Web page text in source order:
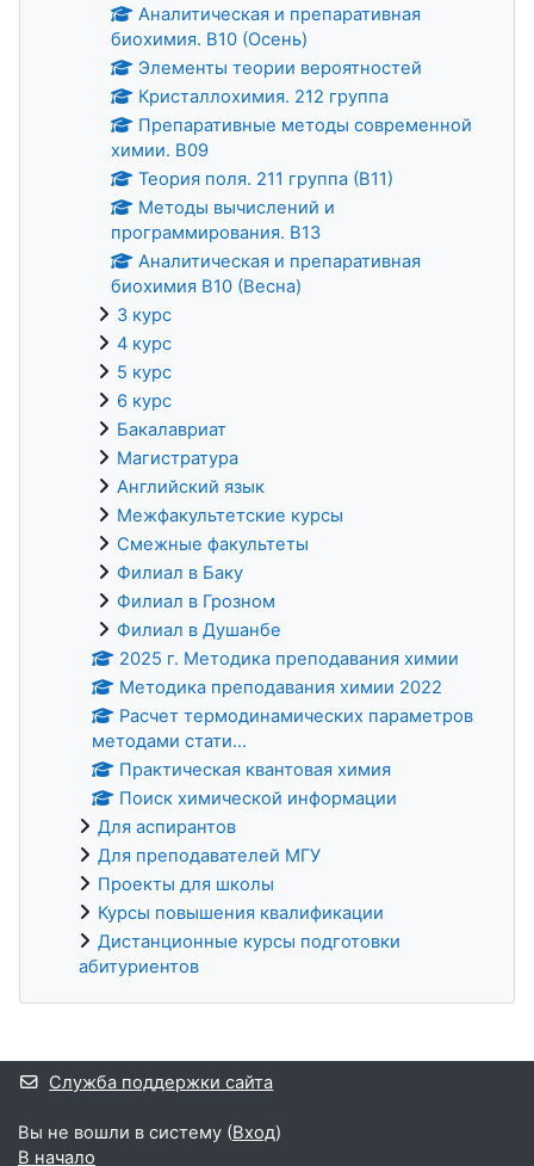
Аналитическая и препаративная
биохимия. В10 (Осень)
Элементы теории вероятностей
Кристаллохимия. 212 группа
Препаративные методы современной
химии. В09
Теория поля. 211 группа (В11)
Методы вычислений и
программирования. В13
Аналитическая и препаративная
биохимия В10 (Весна)
3 курс
4 курс
5 курс
6 курс
Бакалавриат
Магистратура
Английский язык
Межфакультетские курсы
Смежные факультеты
Филиал в Баку
Филиал в Грозном
Филиал в Душанбе
2025 г. Методика преподавания химии
Методика преподавания химии 2022
Расчет термодинамических параметров
методами стати...
Практическая квантовая химия
Поиск химической информации
Для аспирантов
Для преподавателей МГУ
Проекты для школы
Курсы повышения квалификации
Дистанционные курсы подготовки
абитуриентов
Дополнительные блоки
Служба поддержки сайта
Вы не вошли в систему (Вход)
В начало